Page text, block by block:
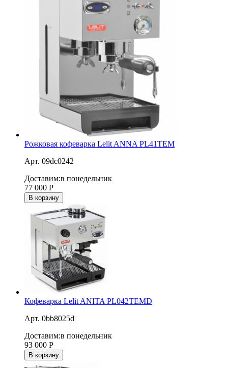
Рожковая кофеварка Lelit ANNA PL41TEM
Арт. 09dc0242
Доставим:в понедельник
77 000 Р
В корзину
Кофеварка Lelit ANITA PL042TEMD
Арт. 0bb8025d
Доставим:в понедельник
93 000 Р
В корзину